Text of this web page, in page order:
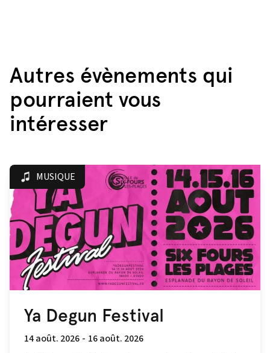
Autres évènements qui
pourraient vous
intéresser
MUSIQUE
Ya Degun Festival
14 août. 2026 - 16 août. 2026